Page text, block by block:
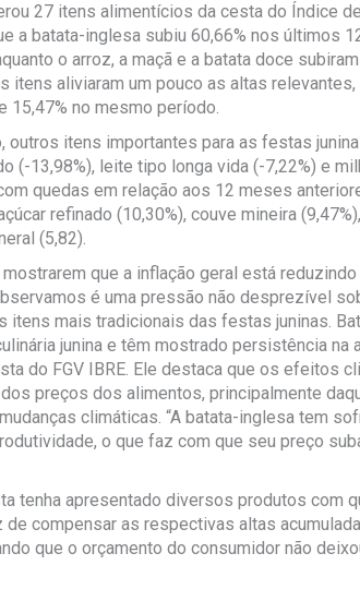
27 itens alimentícios da cesta do Índice
a batata-inglesa subiu 60,66% nos últimos
o arroz, a maçã e a batata doce
itens aliviaram um pouco as altas
15,47% no mesmo período.
outros itens importantes para as festas
(-13,98%), leite tipo longa vida (-7,22%) e
quedas em relação aos 12 meses
refinado (10,30%), couve mineira
(5,82).
que a inflação geral está
é uma pressão não desprezível
itens mais tradicionais das festas juninas.
junina e têm mostrado persistência na
do FGV IBRE. Ele destaca que os efeitos
preços dos alimentos, principalmente
climáticas. “A batata-inglesa tem
o que faz com que seu preço
tenha apresentado diversos produtos com
de compensar as respectivas altas
que o orçamento do consumidor não